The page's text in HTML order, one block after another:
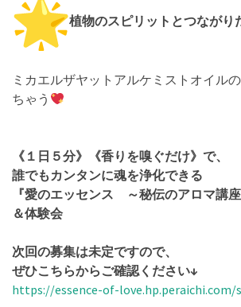
植物のスピリットとつながり
ミカエルザヤットアルケミストオイル
ちゃう
《１日５分》《香りを嗅ぐだけ》で、
誰でもカンタンに魂を浄化できる
『愛のエッセンス ～秘伝のアロマ講
＆体験会
次回の募集は未定ですので、
ぜひこちらからご確認ください↓
https://essence-of-love.hp.peraichi.com/